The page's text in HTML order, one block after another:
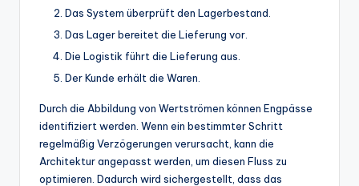
Das System überprüft den Lagerbestand.
Das Lager bereitet die Lieferung vor.
Die Logistik führt die Lieferung aus.
Der Kunde erhält die Waren.
Durch die Abbildung von Wertströmen können Engpässe
identifiziert werden. Wenn ein bestimmter Schritt
regelmäßig Verzögerungen verursacht, kann die
Architektur angepasst werden, um diesen Fluss zu
optimieren. Dadurch wird sichergestellt, dass das